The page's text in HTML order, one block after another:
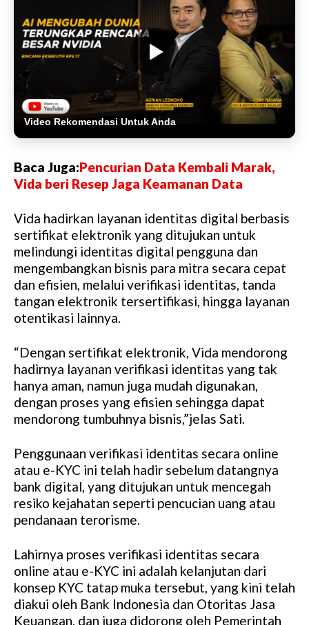
Video Rekomendasi Untuk Anda
Baca Juga:Pencurian Data Kembali Marak,
Vida beri Resep Jaga Keamanan Data
Vida hadirkan layanan identitas digital berbasis
sertifikat elektronik yang ditujukan untuk
melindungi identitas digital pengguna dan
mengembangkan bisnis para mitra secara cepat
dan efisien, melalui verifikasi identitas, tanda
tangan elektronik tersertifikasi, hingga layanan
otentikasi lainnya.
“Dengan sertifikat elektronik, Vida mendorong
hadirnya layanan verifikasi identitas yang tak
hanya aman, namun juga mudah digunakan,
dengan proses yang efisien sehingga dapat
mendorong tumbuhnya bisnis,”jelas Sati.
Penggunaan verifikasi identitas secara online
atau e-KYC ini telah hadir sebelum datangnya
bank digital, yang ditujukan untuk mencegah
resiko kejahatan seperti pencucian uang atau
pendanaan terorisme.
Lahirnya proses verifikasi identitas secara
online atau e-KYC ini adalah kelanjutan dari
konsep KYC tatap muka tersebut, yang kini telah
diakui oleh Bank Indonesia dan Otoritas Jasa
Keuangan, dan juga didorong oleh Pemerintah